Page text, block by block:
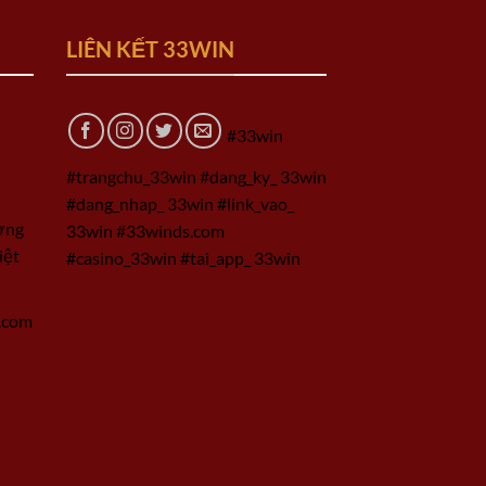
LIÊN KẾT 33WIN
#33win
#trangchu_33win #dang_ky_ 33win
#dang_nhap_ 33win #link_vao_
33win #33winds.com
#casino_33win #tai_app_ 33win